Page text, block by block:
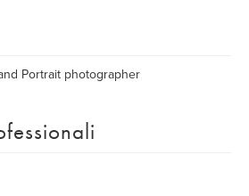
Portrait photographer